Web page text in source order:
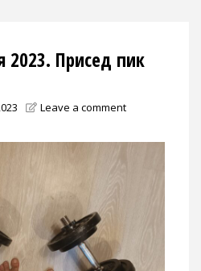
2023. Присед пик
Leave a comment